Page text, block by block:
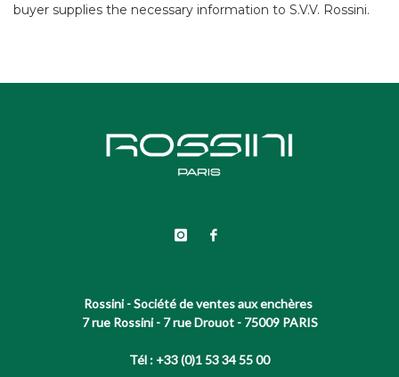
buyer supplies the necessary information to S.V.V. Rossini.
Rossini - Société de ventes aux enchères
7 rue Rossini - 7 rue Drouot - 75009 PARIS
Tél : +33 (0)1 53 34 55 00